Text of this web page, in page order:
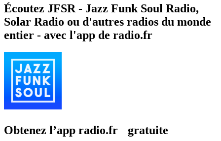
Écoutez JFSR - Jazz Funk Soul Radio,
Solar Radio ou d'autres radios du monde
entier - avec l'app de radio.fr
Obtenez l’app radio.fr gratuite